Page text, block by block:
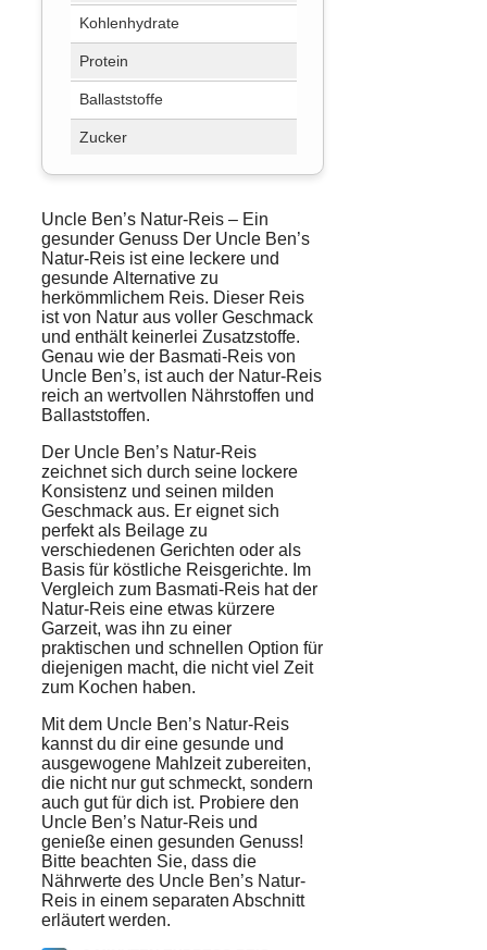
Kohlenhydrate
Protein
Ballaststoffe
Zucker
Uncle Ben’s Natur-Reis – Ein
gesunder Genuss Der Uncle Ben’s
Natur-Reis ist eine leckere und
gesunde Alternative zu
herkömmlichem Reis. Dieser Reis
ist von Natur aus voller Geschmack
und enthält keinerlei Zusatzstoffe.
Genau wie der Basmati-Reis von
Uncle Ben’s, ist auch der Natur-Reis
reich an wertvollen Nährstoffen und
Ballaststoffen.
Der Uncle Ben’s Natur-Reis
zeichnet sich durch seine lockere
Konsistenz und seinen milden
Geschmack aus. Er eignet sich
perfekt als Beilage zu
verschiedenen Gerichten oder als
Basis für köstliche Reisgerichte. Im
Vergleich zum Basmati-Reis hat der
Natur-Reis eine etwas kürzere
Garzeit, was ihn zu einer
praktischen und schnellen Option für
diejenigen macht, die nicht viel Zeit
zum Kochen haben.
Mit dem Uncle Ben’s Natur-Reis
kannst du dir eine gesunde und
ausgewogene Mahlzeit zubereiten,
die nicht nur gut schmeckt, sondern
auch gut für dich ist. Probiere den
Uncle Ben’s Natur-Reis und
genieße einen gesunden Genuss!
Bitte beachten Sie, dass die
Nährwerte des Uncle Ben’s Natur-
Reis in einem separaten Abschnitt
erläutert werden.